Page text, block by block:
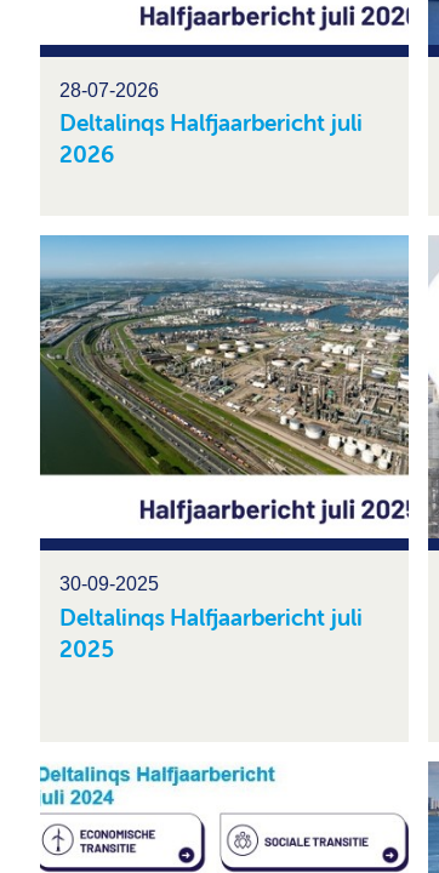
28-07-2026
Deltalinqs Halfjaarbericht juli
2026
30-09-2025
Deltalinqs Halfjaarbericht juli
2025